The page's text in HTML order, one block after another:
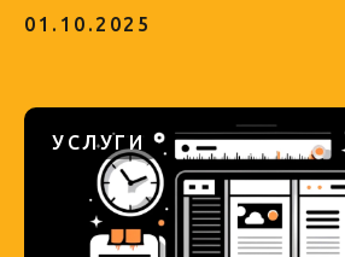
01.10.2025
УСЛУГИ